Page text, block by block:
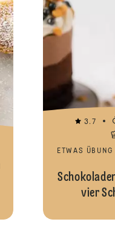
3.7
ETWAS
vier